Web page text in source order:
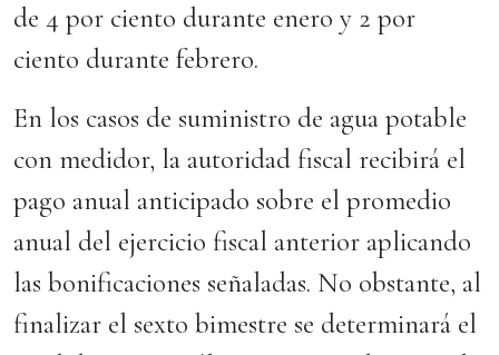
de 4 por ciento durante enero y 2 por
ciento durante febrero.
En los casos de suministro de agua potable
con medidor, la autoridad fiscal recibirá el
pago anual anticipado sobre el promedio
anual del ejercicio fiscal anterior aplicando
las bonificaciones señaladas. No obstante, al
finalizar el sexto bimestre se determinará el